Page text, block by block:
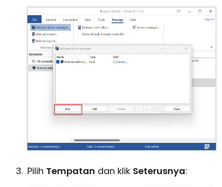
Pilih Tempatan dan klik Seterusnya: